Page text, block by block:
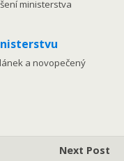
ministerstva
a novopečený
Next Post